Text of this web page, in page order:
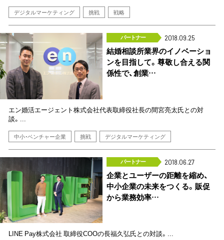
デジタルマーケティング 挑戦 戦略
パートナー 2018.09.25
結婚相談所業界のイノベーショ
ンを目指して。尊敬し合える関
係性で、創業…
エン婚活エージェント株式会社代表取締役社長の間宮亮太氏との対
談。...
中小・ベンチャー企業 挑戦 デジタルマーケティング
パートナー 2018.06.27
企業とユーザーの距離を縮め、
中小企業の未来をつくる。販促
から業務効率…
LINE Pay株式会社 取締役COOの長福久弘氏との対談。...